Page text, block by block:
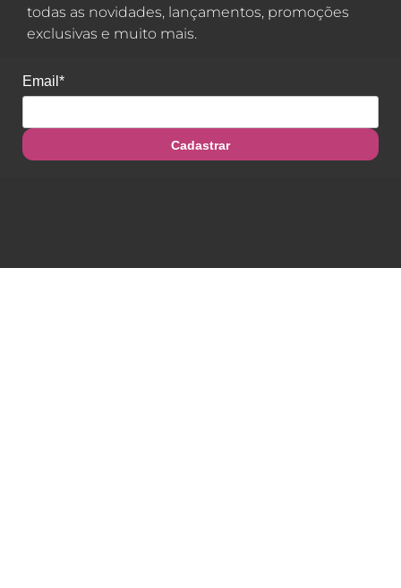
todas as novidades, lançamentos, promoções
exclusivas e muito mais.
Email*
Cadastrar